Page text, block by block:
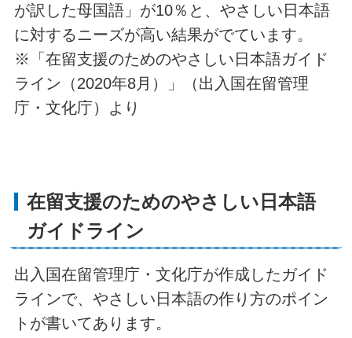
が訳した母国語」が10％と、やさしい日本語
に対するニーズが高い結果がでています。
※「在留支援のためのやさしい日本語ガイド
ライン（2020年8月）」（出入国在留管理
庁・文化庁）より
在留支援のためのやさしい日本語
ガイドライン
出入国在留管理庁・文化庁が作成したガイド
ラインで、やさしい日本語の作り方のポイン
トが書いてあります。